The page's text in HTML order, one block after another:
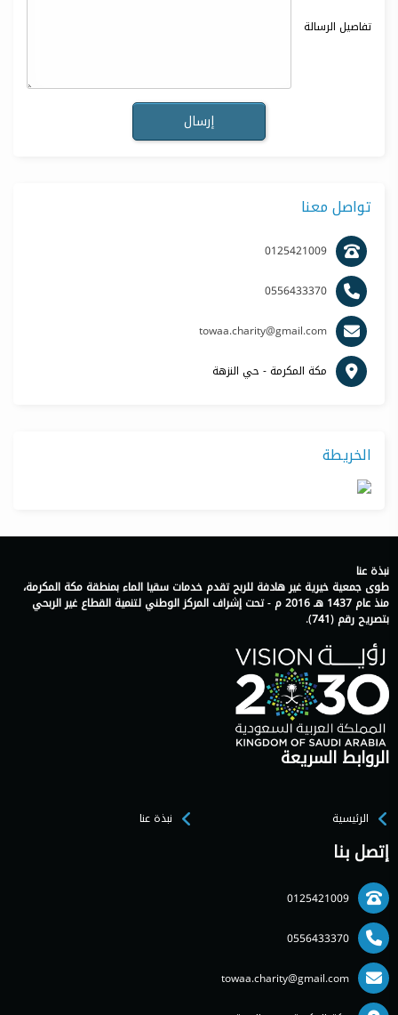
تفاصيل الرسالة
تواصل معنا
0125421009
0556433370
towaa.charity@gmail.com
مكة المكرمة - حي النزهة
الخريطة
نبذة عنا
طوى جمعية خيرية غير هادفة للربح تقدم خدمات سقيا الماء بمنطقة مكة المكرمة،
منذ عام 1437 هـ 2016 م - تحت إشراف المركز الوطني لتنمية القطاع غير الربحي
بتصريح رقم (741).
الروابط السريعة
الرئيسية نبذة عنا
إتصل بنا
0125421009
0556433370
towaa.charity@gmail.com